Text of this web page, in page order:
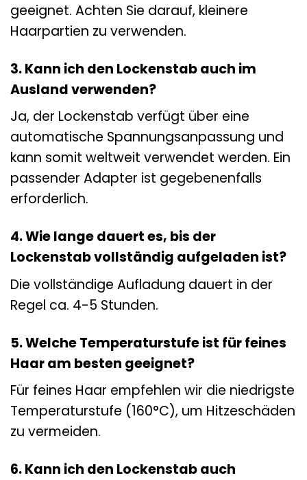
geeignet. Achten Sie darauf, kleinere
Haarpartien zu verwenden.
3. Kann ich den Lockenstab auch im
Ausland verwenden?
Ja, der Lockenstab verfügt über eine
automatische Spannungsanpassung und
kann somit weltweit verwendet werden. Ein
passender Adapter ist gegebenenfalls
erforderlich.
4. Wie lange dauert es, bis der
Lockenstab vollständig aufgeladen ist?
Die vollständige Aufladung dauert in der
Regel ca. 4-5 Stunden.
5. Welche Temperaturstufe ist für feines
Haar am besten geeignet?
Für feines Haar empfehlen wir die niedrigste
Temperaturstufe (160°C), um Hitzeschäden
zu vermeiden.
6. Kann ich den Lockenstab auch